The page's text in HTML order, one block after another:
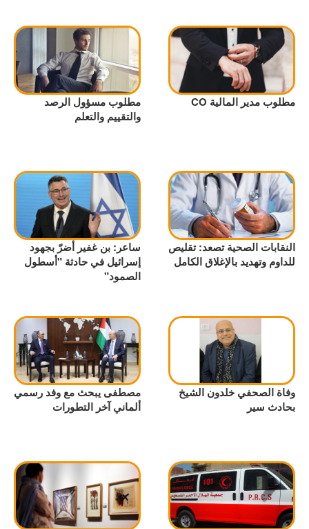
مطلوب مدير المالية CO
مطلوب مسؤول الرصد
والتقييم والتعلم
النقابات الصحية تصعد: تقليص
للداوم وتهديد بالإغلاق الكامل
ساعر: بن غفير أضرّ بجهود
إسرائيل في حادثة "أسطول
الصمود"
وفاة الصحفي خلدون الشيخ
بحادث سير
مصطفى يبحث مع وفد رسمي
ألماني آخر التطورات